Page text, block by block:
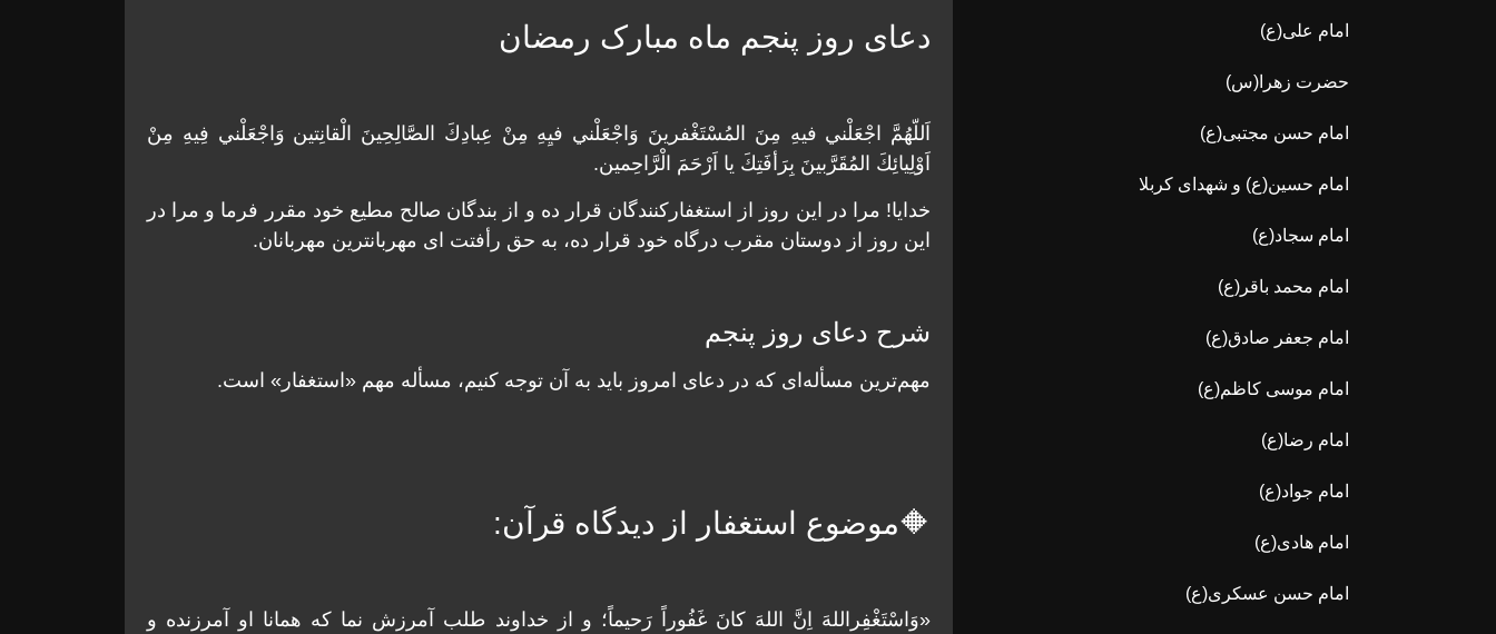
امام علی(ع)
حضرت زهرا(س)
امام حسن مجتبی(ع)
امام حسین(ع) و شهدای کربلا
امام سجاد(ع)
امام محمد باقر(ع)
امام جعفر صادق(ع)
امام موسی کاظم(ع)
امام رضا(ع)
امام جواد(ع)
امام هادی(ع)
امام حسن عسکری(ع)
دعای روز پنجم ماه مبارک رمضان
اَللّهُمَّ اجْعَلْني فيهِ مِنَ المُسْتَغْفرينَ وَاجْعَلْني فيِهِ مِنْ عِبادِكَ الصَّالِحِينَ الْقانِتين وَاجْعَلْني فِيهِ مِنْ
اَوْلِيائِكَ المُقَرَّبينَ بِرَأفَتِكَ يا اَرْحَمَ الْرَّاحِمين.
خدايا! مرا در اين روز از استغفارکنندگان قرار ده و از بندگان صالح مطيع خود مقرر فرما و مرا در
اين روز از دوستان مقرب درگاه خود قرار ده، به حق رأفتت ای مهربانترين مهربانان.
شرح دعای روز پنجم
مهم‌ترين مسأله‌ای كه در دعای امروز بايد به آن توجه كنيم، مسأله مهم «استغفار» است.
🔶موضوع استغفار از ديدگاه قرآن:
«وَاسْتَغْفِراللهَ اِنَّ اللهَ كانَ غَفُوراً رَحيماً؛ و از خداوند طلب آمرزش نما كه همانا او آمرزنده و